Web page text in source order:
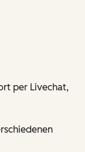
per Livechat,